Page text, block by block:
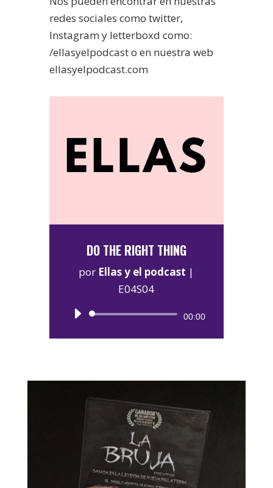
redes sociales como twitter,
Instagram y letterboxd como:
/ellasyelpodcast o en nuestra web
ellasyelpodcast.com
DO THE RIGHT THING
por Ellas y el podcast |
E04S04
Reproductor
00:00